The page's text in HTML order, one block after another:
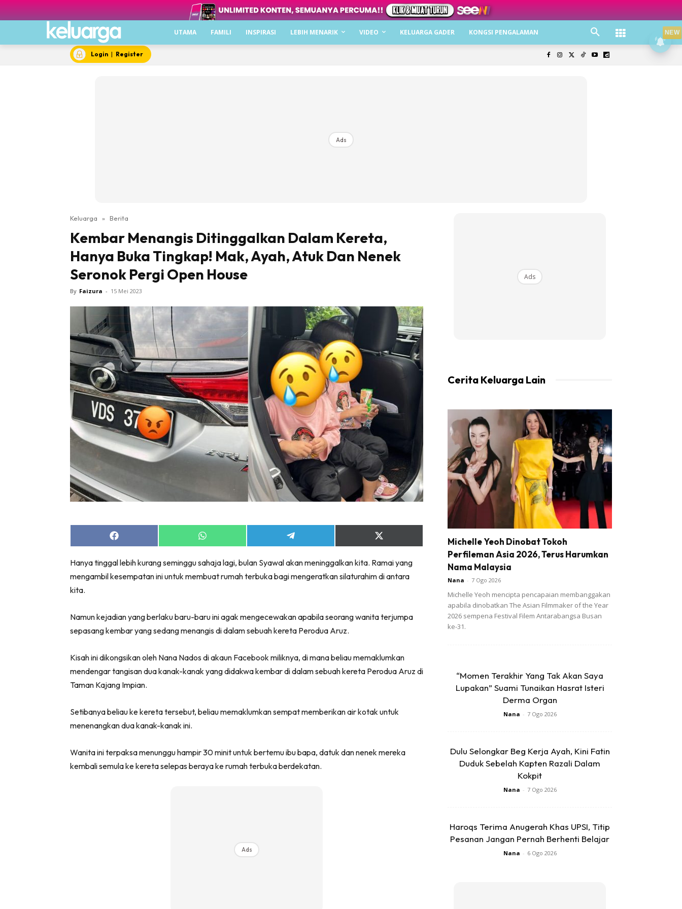
UTAMA FAMILI INSPIRASI LEBIH MENARIK VIDEO KELUARGA GADER KONGSI PENGALAMAN
Login | Register
Ads
Keluarga » Berita
Kembar Menangis Ditinggalkan Dalam Kereta,
Hanya Buka Tingkap! Mak, Ayah, Atuk Dan Nenek
Seronok Pergi Open House
By Faizura - 15 Mei 2023
Share
on
Share
on
Share
on
Share
on
(Twitter)
Hanya tinggal lebih kurang seminggu sahaja lagi, bulan Syawal akan meninggalkan kita. Ramai yang
mengambil kesempatan ini untuk membuat rumah terbuka bagi mengeratkan silaturahim di antara
kita.
Namun kejadian yang berlaku baru-baru ini agak mengecewakan apabila seorang wanita terjumpa
sepasang kembar yang sedang menangis di dalam sebuah kereta Perodua Aruz.
Kisah ini dikongsikan oleh Nana Nados di akaun Facebook miliknya, di mana beliau memaklumkan
mendengar tangisan dua kanak-kanak yang didakwa kembar di dalam sebuah kereta Perodua Aruz di
Taman Kajang Impian.
Setibanya beliau ke kereta tersebut, beliau memaklumkan sempat memberikan air kotak untuk
menenangkan dua kanak-kanak ini.
Wanita ini terpaksa menunggu hampir 30 minit untuk bertemu ibu bapa, datuk dan nenek mereka
kembali semula ke kereta selepas beraya ke rumah terbuka berdekatan.
Ads
Ads
Cerita Keluarga Lain
Michelle Yeoh Dinobat Tokoh
Perfileman Asia 2026, Terus Harumkan
Nama Malaysia
Nana - 7 Ogo 2026
Michelle Yeoh mencipta pencapaian membanggakan
apabila dinobatkan The Asian Filmmaker of the Year
2026 sempena Festival Filem Antarabangsa Busan
ke-31.
“Momen Terakhir Yang Tak Akan Saya
Lupakan” Suami Tunaikan Hasrat Isteri
Derma Organ
Nana - 7 Ogo 2026
Dulu Selongkar Beg Kerja Ayah, Kini Fatin
Duduk Sebelah Kapten Razali Dalam
Kokpit
Nana - 7 Ogo 2026
Haroqs Terima Anugerah Khas UPSI, Titip
Pesanan Jangan Pernah Berhenti Belajar
Nana - 6 Ogo 2026
NEW